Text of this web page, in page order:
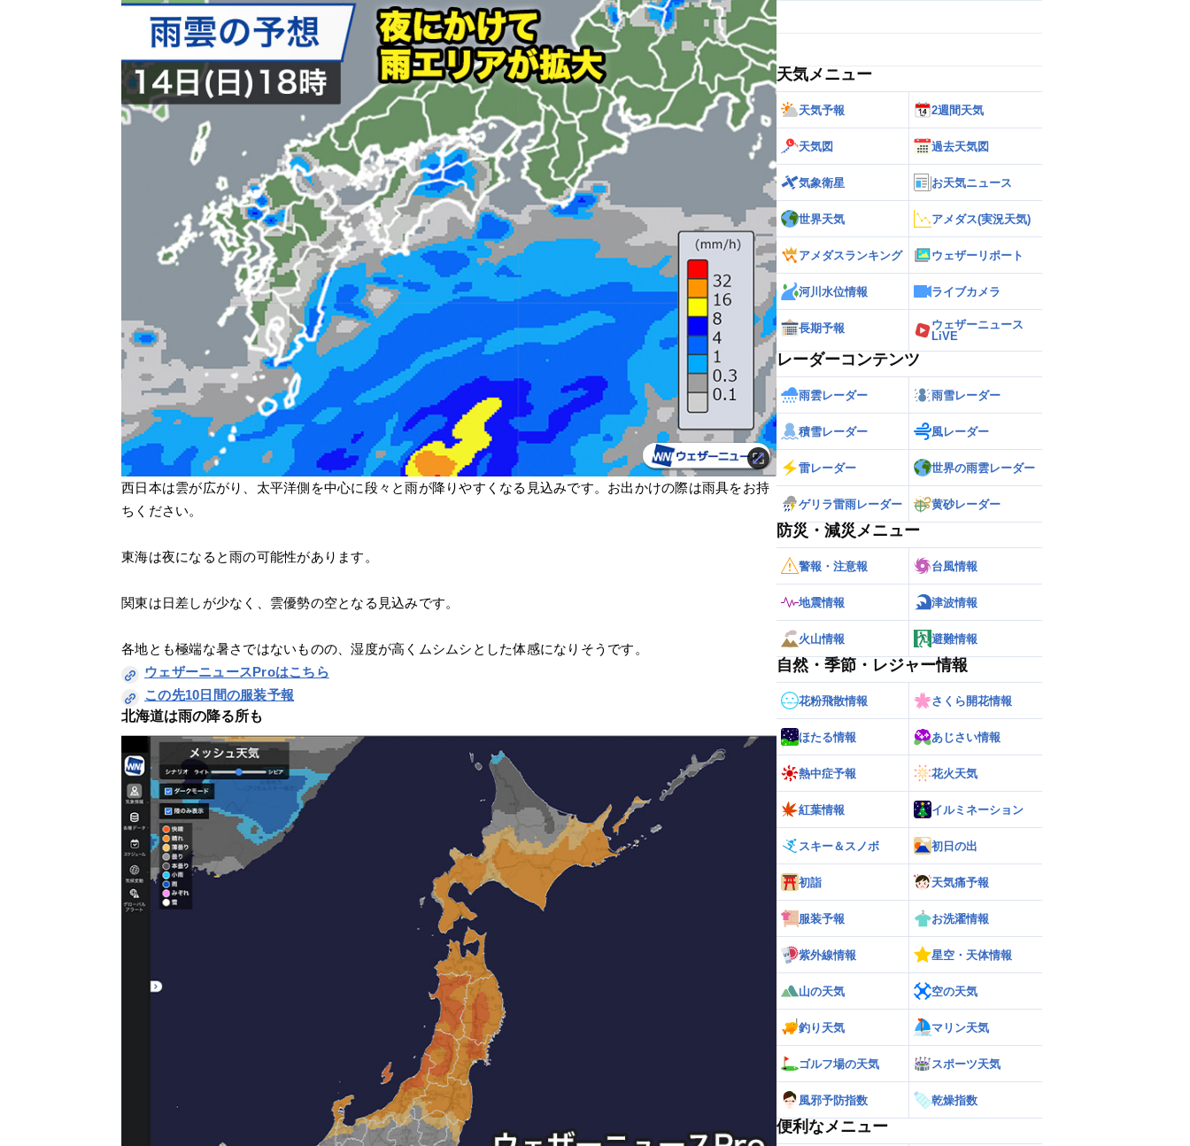
西日本は雲が広がり、太平洋側を中心に段々と雨が降りやすくなる見込みです。お出かけの際は雨具をお持
ちください。
東海は夜になると雨の可能性があります。
関東は日差しが少なく、雲優勢の空となる見込みです。
各地とも極端な暑さではないものの、湿度が高くムシムシとした体感になりそうです。
ウェザーニュースProはこちら
この先10日間の服装予報
北海道は雨の降る所も
天気メニュー
天気予報 2週間天気
天気図 過去天気図
気象衛星 お天気ニュース
世界天気 アメダス(実況天気)
アメダスランキング ウェザーリポート
河川水位情報 ライブカメラ
長期予報
ウェザーニュース
LiVE
レーダーコンテンツ
雨雲レーダー 雨雪レーダー
積雪レーダー 風レーダー
雷レーダー 世界の雨雲レーダー
ゲリラ雷雨レーダー 黄砂レーダー
防災・減災メニュー
警報・注意報 台風情報
地震情報 津波情報
火山情報 避難情報
自然・季節・レジャー情報
花粉飛散情報 さくら開花情報
ほたる情報 あじさい情報
熱中症予報 花火天気
紅葉情報 イルミネーション
スキー＆スノボ 初日の出
初詣 天気痛予報
服装予報 お洗濯情報
紫外線情報 星空・天体情報
山の天気 空の天気
釣り天気 マリン天気
ゴルフ場の天気 スポーツ天気
風邪予防指数 乾燥指数
便利なメニュー